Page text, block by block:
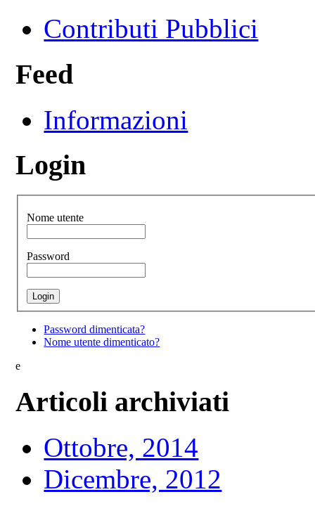
Contributi Pubblici
Feed
Informazioni
Login
Nome utente
Password
Password dimenticata?
Nome utente dimenticato?
e
Articoli archiviati
Ottobre, 2014
Dicembre, 2012